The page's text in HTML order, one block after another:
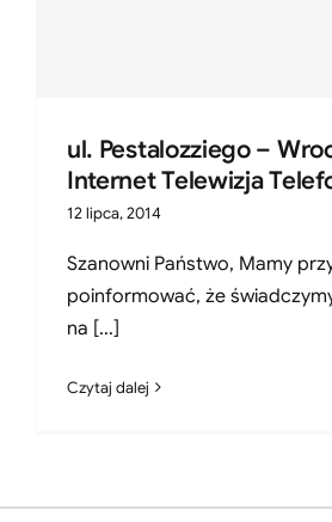
ul. Pestalozziego –
Internet Telewizja
12 lipca, 2014
Szanowni Państwo, Mamy
poinformować, że
na [...]
Czytaj dalej